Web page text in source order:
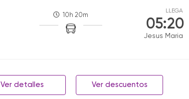
10h 20m
LLEGA
05:20
Jesus Maria
Ver detalles Ver descuentos